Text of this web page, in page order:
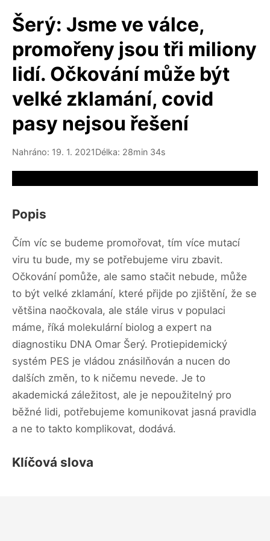
Šerý: Jsme ve válce,
promořeny jsou tři miliony
lidí. Očkování může být
velké zklamání, covid
pasy nejsou řešení
Nahráno: 19. 1. 2021Délka: 28min 34s
Popis
Čím víc se budeme promořovat, tím více mutací
viru tu bude, my se potřebujeme viru zbavit.
Očkování pomůže, ale samo stačit nebude, může
to být velké zklamání, které přijde po zjištění, že se
většina naočkovala, ale stále virus v populaci
máme, říká molekulární biolog a expert na
diagnostiku DNA Omar Šerý. Protiepidemický
systém PES je vládou znásilňován a nucen do
dalších změn, to k ničemu nevede. Je to
akademická záležitost, ale je nepoužitelný pro
běžné lidi, potřebujeme komunikovat jasná pravidla
a ne to takto komplikovat, dodává.
Klíčová slova